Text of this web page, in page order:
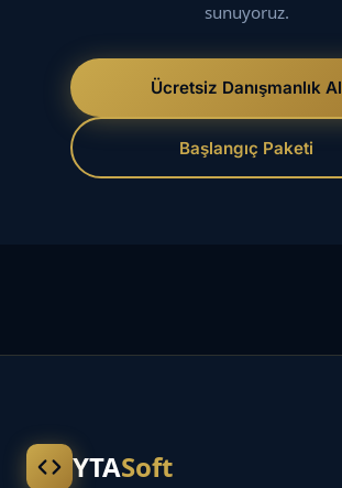
sunuyoruz.
Ücretsiz Danışmanlık Al
Başlangıç Paketi
YTASoft